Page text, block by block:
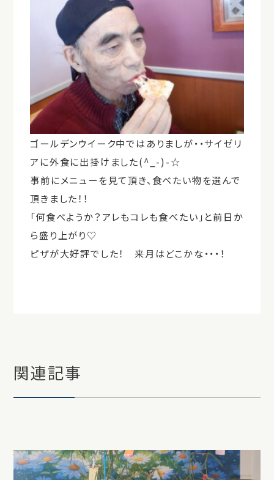
ゴールデンウイーク中ではありましが・・サイゼリ
アに外食に出掛けました(^_-)-☆
事前にメニューを見て頂き、食べたい物を選んで
頂きました！！
「何食べようか？アレもコレも食べたい」と前日か
ら盛り上がり♡
ピザが大好評でした！ 来月はどこかな・・・！
関連記事